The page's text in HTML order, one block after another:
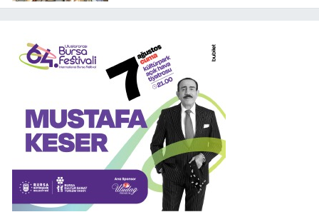
Müzesi yenilendi